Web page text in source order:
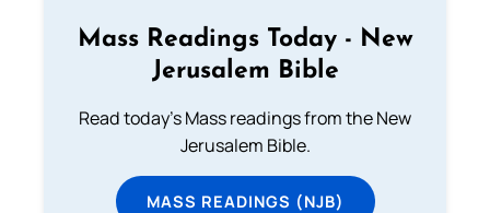
Mass Readings Today - New
Jerusalem Bible
Read today's Mass readings from the New
Jerusalem Bible.
MASS READINGS (NJB)